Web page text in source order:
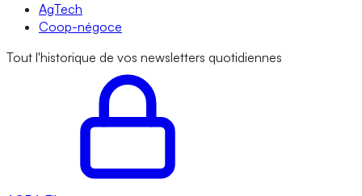
AgTech
Coop-négoce
Tout l'historique de vos newsletters quotidiennes